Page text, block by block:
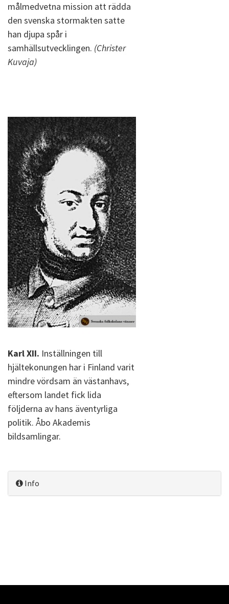
målmedvetna mission att rädda
den svenska stormakten satte
han djupa spår i
samhällsutvecklingen. (Christer
Kuvaja)
Karl XII. Inställningen till
hjältekonungen har i Finland varit
mindre vördsam än västanhavs,
eftersom landet fick lida
följderna av hans äventyrliga
politik. Åbo Akademis
bildsamlingar.
Info